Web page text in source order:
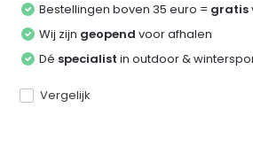
Bestellingen boven 35 euro = gratis
Wij zijn geopend voor afhalen
Dé specialist in outdoor &
Vergelijk